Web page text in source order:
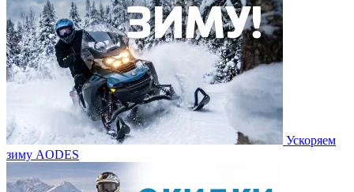
Ускоряем
зиму AODES